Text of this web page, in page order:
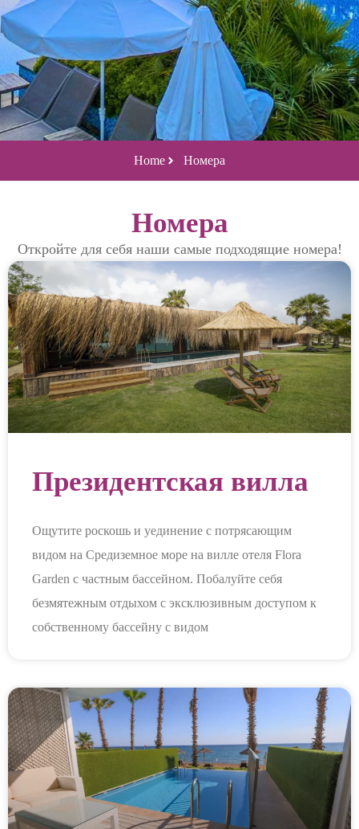
Home Номера
Номера
Откройте для себя наши самые подходящие номера!
Президентская вилла
Ощутите роскошь и уединение с потрясающим
видом на Средиземное море на вилле отеля Flora
Garden с частным бассейном. Побалуйте себя
безмятежным отдыхом с эксклюзивным доступом к
собственному бассейну с видом